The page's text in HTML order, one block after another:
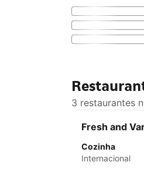
3 restaurantes
Fresh and
Cozinha
Internacional